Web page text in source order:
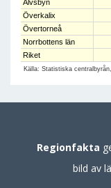
Älvsbyn
Överkalix
Övertorneå
Norrbottens län
Riket
Källa: Statistiska
Regionfakta
bild av